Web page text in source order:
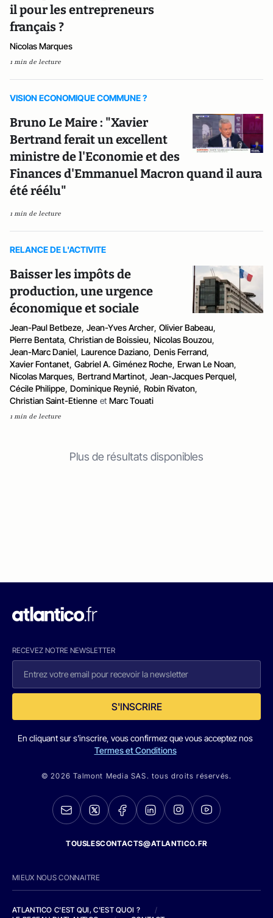
il pour les entrepreneurs
français ?
Nicolas Marques
1 min de lecture
VISION ECONOMIQUE COMMUNE ?
Bruno Le Maire : "Xavier
Bertrand ferait un excellent
ministre de l'Economie et des
Finances d'Emmanuel Macron quand il aura
été réélu"
1 min de lecture
RELANCE DE L'ACTIVITE
Baisser les impôts de
production, une urgence
économique et sociale
Jean-Paul Betbeze, Jean-Yves Archer, Olivier Babeau,
Pierre Bentata, Christian de Boissieu, Nicolas Bouzou,
Jean-Marc Daniel, Laurence Daziano, Denis Ferrand,
Xavier Fontanet, Gabriel A. Giménez Roche, Erwan Le Noan,
Nicolas Marques, Bertrand Martinot, Jean-Jacques Perquel,
Cécile Philippe, Dominique Reynié, Robin Rivaton,
Christian Saint-Etienne et Marc Touati
1 min de lecture
Plus de résultats disponibles
RECEVEZ NOTRE NEWSLETTER
S'INSCRIRE
En cliquant sur s'inscrire, vous confirmez que vous acceptez nos
Termes et Conditions
© 2026 Talmont Media SAS. tous droits réservés.
TOUSLESCONTACTS@ATLANTICO.FR
MIEUX NOUS CONNAITRE
ATLANTICO C'EST QUI, C'EST QUOI ?
/